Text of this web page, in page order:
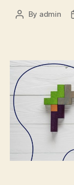
Post
By admin